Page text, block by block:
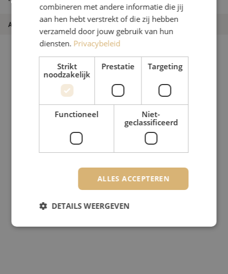
1.8mm, 13m
Artikelnummer M20000038
combineren met andere informatie die jij
aan hen hebt verstrekt of die zij hebben
verzameld door jouw gebruik van hun
diensten. Privacybeleid
Strikt
noodzakelijk
Prestatie Targeting
Functioneel
Niet-
geclassificeerd
ALLES ACCEPTEREN
DETAILS WEERGEVEN